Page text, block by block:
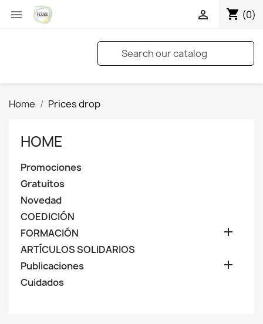
 shopping_cart (0)

Home Prices drop
HOME
Promociones
Gratuitos
Novedad
COEDICIÓN
FORMACIÓN

ARTÍCULOS SOLIDARIOS
Publicaciones

Cuidados